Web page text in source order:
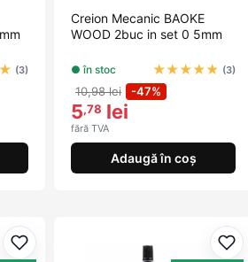
★ (3)
Creion Mecanic BAOKE
WOOD 2buc in set 0 5mm
● în stoc ★★★★★ (3)
10,98 lei -47%
5,78 lei
fără TVA
Adaugă în coș
Adaugă la favorite